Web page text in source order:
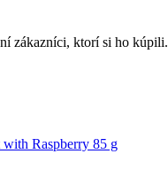
zákazníci, ktorí si ho kúpili.